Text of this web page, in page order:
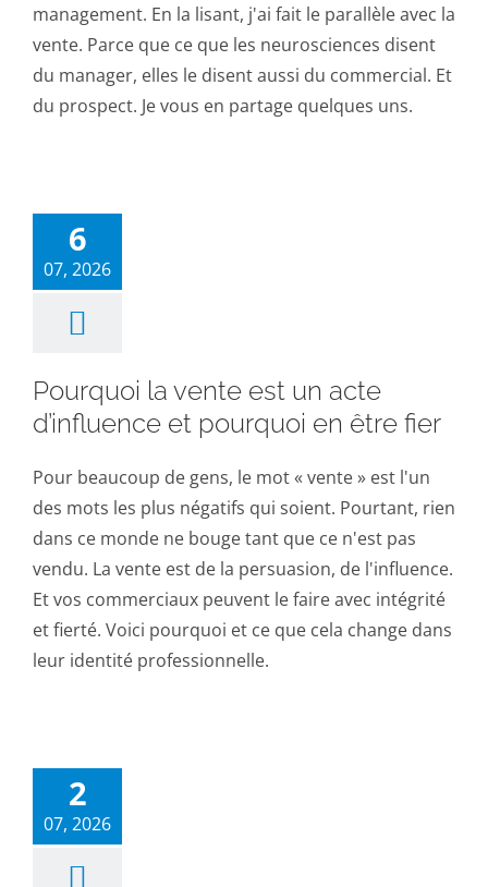
management. En la lisant, j'ai fait le parallèle avec la
vente. Parce que ce que les neurosciences disent
du manager, elles le disent aussi du commercial. Et
du prospect. Je vous en partage quelques uns.
6
07, 2026
Pourquoi la vente est un acte
d’influence et pourquoi en être fier
Pour beaucoup de gens, le mot « vente » est l'un
des mots les plus négatifs qui soient. Pourtant, rien
dans ce monde ne bouge tant que ce n'est pas
vendu. La vente est de la persuasion, de l'influence.
Et vos commerciaux peuvent le faire avec intégrité
et fierté. Voici pourquoi et ce que cela change dans
leur identité professionnelle.
2
07, 2026